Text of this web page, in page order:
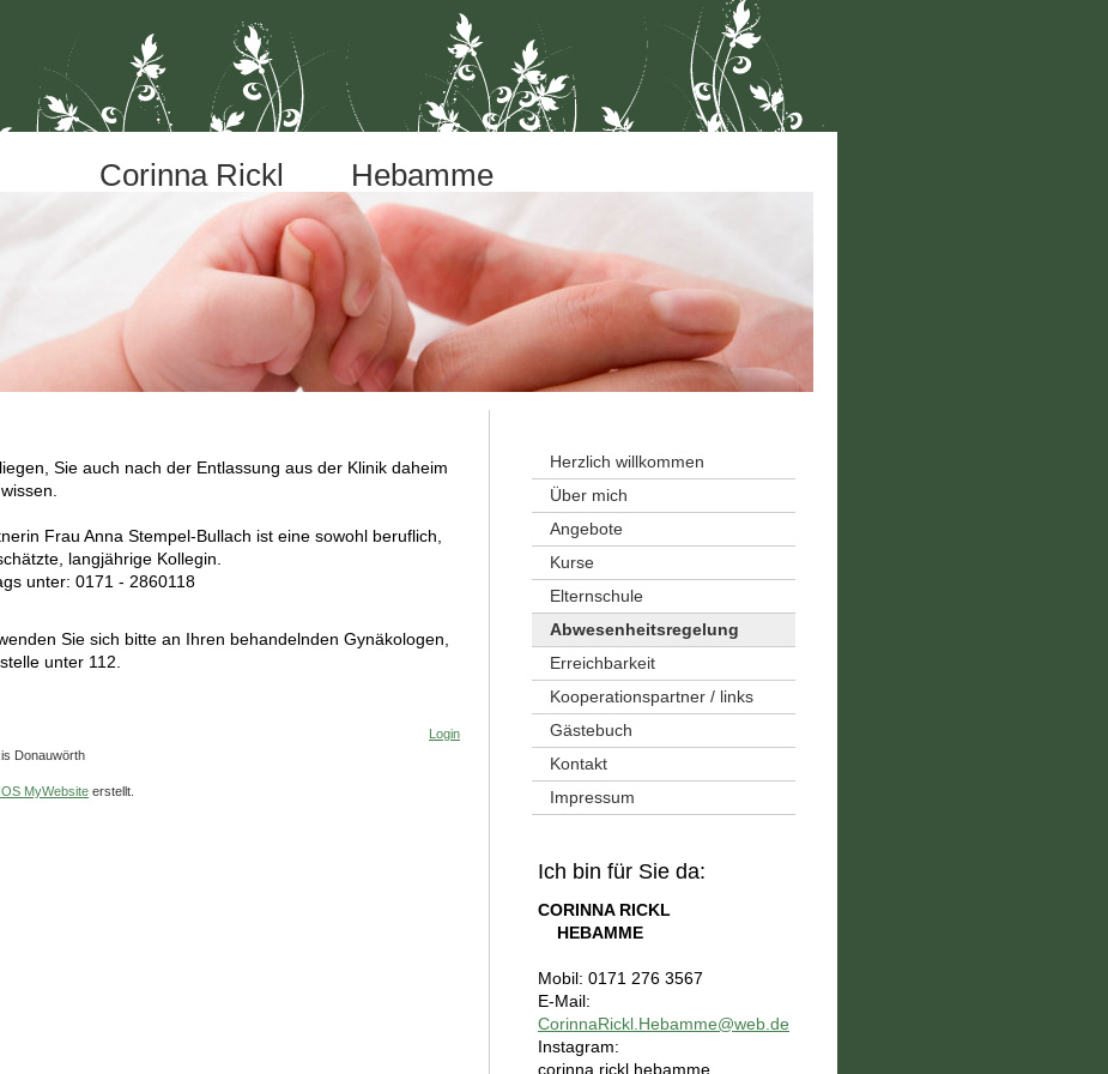
Corinna Rickl Hebamme
Sie auch nach der Entlassung aus der Klinik daheim
Frau Anna Stempel-Bullach ist eine sowohl beruflich,
langjährige Kollegin.
unter: 0171 - 2860118
Sie sich bitte an Ihren behandelnden Gynäkologen,
unter 112.
Donauwörth
MyWebsite erstellt.
Login
Herzlich willkommen
Über mich
Angebote
Kurse
Elternschule
Abwesenheitsregelung
Erreichbarkeit
Kooperationspartner / links
Gästebuch
Kontakt
Impressum
Ich bin für Sie da:
CORINNA RICKL
HEBAMME
Mobil: 0171 276 3567
E-Mail:
CorinnaRickl.Hebamme@web.de
Instagram:
corinna.rickl.hebamme